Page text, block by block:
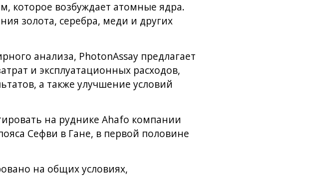
которое возбуждает атомные ядра.
золота, серебра, меди и других
анализа, PhotonAssay предлагает
и эксплуатационных расходов,
а также улучшение условий
на руднике Ahafo компании
Сефви в Гане, в первой половине
на общих условиях,